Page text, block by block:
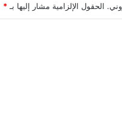
الحقول الإلزامية مشار إليها بـ*